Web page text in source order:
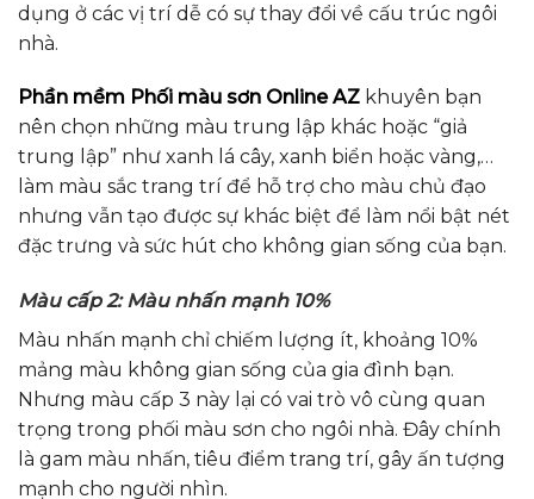
dụng ở các vị trí dễ có sự thay đổi về cấu trúc ngôi
nhà.
Phần mềm Phối màu sơn Online AZ khuyên bạn
nên chọn những màu trung lập khác hoặc “giả
trung lập” như xanh lá cây, xanh biển hoặc vàng,…
làm màu sắc trang trí để hỗ trợ cho màu chủ đạo
nhưng vẫn tạo được sự khác biệt để làm nổi bật nét
đặc trưng và sức hút cho không gian sống của bạn.
Màu cấp 2: Màu nhấn mạnh 10%
Màu nhấn mạnh chỉ chiếm lượng ít, khoảng 10%
mảng màu không gian sống của gia đình bạn.
Nhưng màu cấp 3 này lại có vai trò vô cùng quan
trọng trong phối màu sơn cho ngôi nhà. Đây chính
là gam màu nhấn, tiêu điểm trang trí, gây ấn tượng
mạnh cho người nhìn.